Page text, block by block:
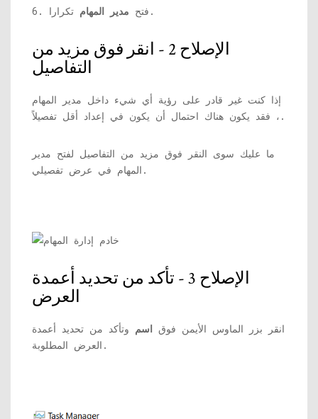
6. فتح مدير المهام تكرارا.
الإصلاح 2 - انقر فوق مزيد من
التفاصيل
إذا كنت غير قادر على رؤية أي شيء داخل مدير المهام
، فقد يكون هناك احتمال أن يكون في إعداد أقل تفصيلاً.
ما عليك سوى النقر فوق مزيد من التفاصيل لفتح مدير
المهام في عرض تفصيلي.
الإصلاح 3 - تأكد من تحديد أعمدة
العرض
انقر بزر الماوس الأيمن فوق اسم وتأكد من تحديد أعمدة
العرض المطلوبة.